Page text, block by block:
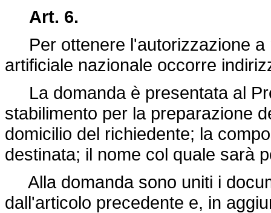
Art. 6.
Per ottenere l'autorizzazione a
artificiale nazionale occorre
La domanda è presentata al
stabilimento per la preparazione
domicilio del richiedente; la
destinata; il nome col quale sarà
Alla domanda sono uniti i
dall'articolo precedente e, in